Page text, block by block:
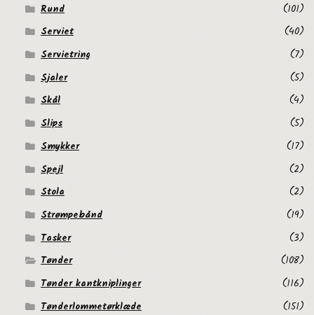
Rund
(101)
Serviet
(40)
Servietring
(7)
Sjaler
(5)
Skål
(4)
Slips
(5)
Smykker
(17)
Spejl
(2)
Stola
(2)
Strømpebånd
(19)
Tasker
(3)
Tønder
(108)
Tønder kantkniplinger
(116)
Tønderlommetørklæde
(151)